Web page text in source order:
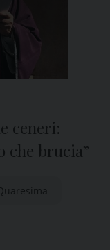
ceneri:
che brucia”